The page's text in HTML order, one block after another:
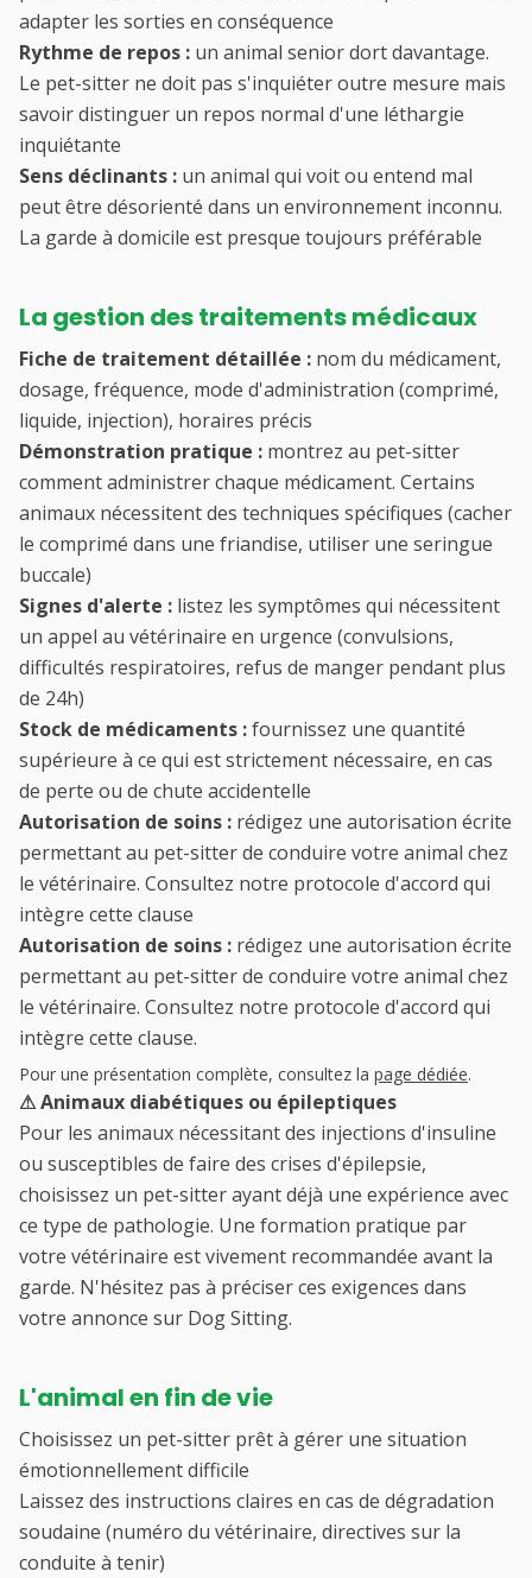
adapter les sorties en conséquence
Rythme de repos : un animal senior dort davantage.
Le pet-sitter ne doit pas s'inquiéter outre mesure mais
savoir distinguer un repos normal d'une léthargie
inquiétante
Sens déclinants : un animal qui voit ou entend mal
peut être désorienté dans un environnement inconnu.
La garde à domicile est presque toujours préférable
La gestion des traitements médicaux
Fiche de traitement détaillée : nom du médicament,
dosage, fréquence, mode d'administration (comprimé,
liquide, injection), horaires précis
Démonstration pratique : montrez au pet-sitter
comment administrer chaque médicament. Certains
animaux nécessitent des techniques spécifiques (cacher
le comprimé dans une friandise, utiliser une seringue
buccale)
Signes d'alerte : listez les symptômes qui nécessitent
un appel au vétérinaire en urgence (convulsions,
difficultés respiratoires, refus de manger pendant plus
de 24h)
Stock de médicaments :fournissez une quantité
supérieure à ce qui est strictement nécessaire, en cas
de perte ou de chute accidentelle
Autorisation de soins : rédigez une autorisation écrite
permettant au pet-sitter de conduire votre animal chez
le vétérinaire. Consultez notre protocole d'accord qui
intègre cette clause
Autorisation de soins : rédigez une autorisation écrite
permettant au pet-sitter de conduire votre animal chez
le vétérinaire. Consultez notre protocole d'accord qui
intègre cette clause.
Pour une présentation complète, consultez la page dédiée.
⚠ Animaux diabétiques ou épileptiques
Pour les animaux nécessitant des injections d'insuline
ou susceptibles de faire des crises d'épilepsie,
choisissez un pet-sitter ayant déjà une expérience avec
ce type de pathologie. Une formation pratique par
votre vétérinaire est vivement recommandée avant la
garde. N'hésitez pas à préciser ces exigences dans
votre annonce sur Dog Sitting.
L'animal en fin de vie
Choisissez un pet-sitter prêt à gérer une situation
émotionnellement difficile
Laissez des instructions claires en cas de dégradation
soudaine (numéro du vétérinaire, directives sur la
conduite à tenir)